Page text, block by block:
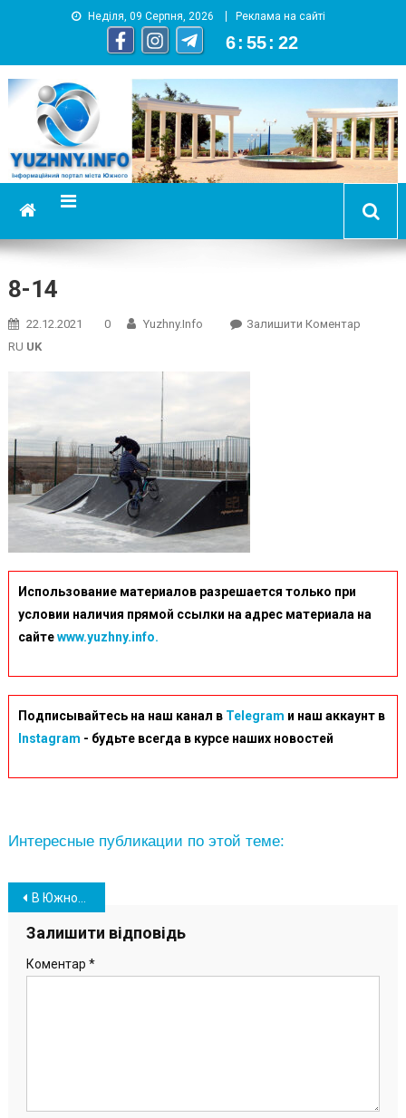
Неділя, 09 Серпня, 2026 Реклама на сайті
6 : 55 : 23
YUZHNY.INFO
информационный портал города Южный
8-14
22.12.2021 0 Yuzhny.info Залишити КоментарOn
RU UK
Использование материалов разрешается только при
условии наличия прямой ссылки на адрес материала на
сайтеwww.yuzhny.info.
Подписывайтесь на наш канал в Telegram и наш аккаунт в
Instagram - будьте всегда в курсе наших новостей
Интересные публикации по этой теме:
Навігація
записів
В Южном состоялось открытие скейт-парка (фото, видео)
Залишити відповідь
Коментар *